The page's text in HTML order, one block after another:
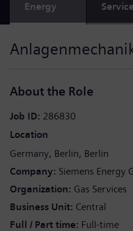
Energy
About the Role
Job ID 286830
Location
Germany Berlin Berlin
Company Siemens Energy
Organization Gas Services
Business Unit Central
Full / Part time Full-time